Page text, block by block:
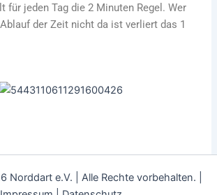
für jeden Tag die 2 Minuten Regel. Wer
der Zeit nicht da ist verliert das 1
e.V. | Alle Rechte vorbehalten. |